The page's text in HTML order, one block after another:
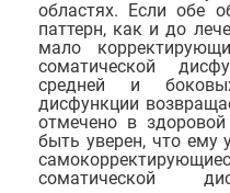
областях. Если обе
паттерн, как и до
мало
соматической
средней и
дисфункции
отмечено в
быть уверен, что ему
соматической